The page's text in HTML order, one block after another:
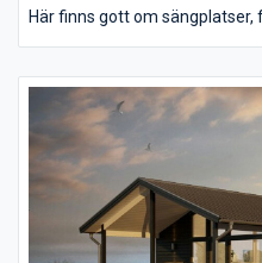
Här finns gott om
fördelat på 5 sovrum. Huset
bastu och ett stort
stora fönstren. På baksidan
avkoppling i vårsolen. Storlien
och ett förråd/skidbod som du
Eftersom övervåningen har
man enkelt få plats med ett